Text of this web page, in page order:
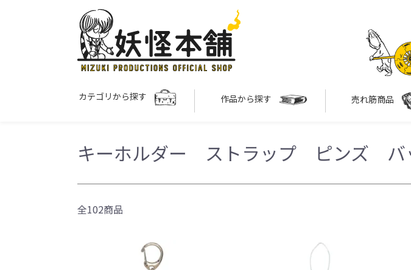
カテゴリから探す 作品から探す 売れ筋商品
キーホルダー ストラップ ピンズ バ
全102商品